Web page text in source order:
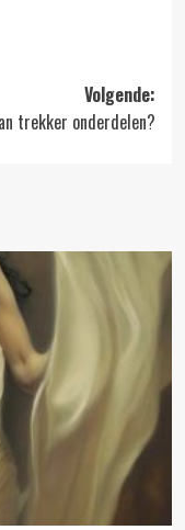
Volgende:
trekker onderdelen?